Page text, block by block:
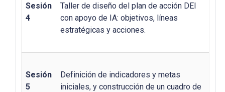
Sesión
4
Taller de diseño del plan de acción DEI
con apoyo de IA: objetivos, líneas
estratégicas y acciones.
Sesión
5
Definición de indicadores y metas
iniciales, y construcción de un cuadro de